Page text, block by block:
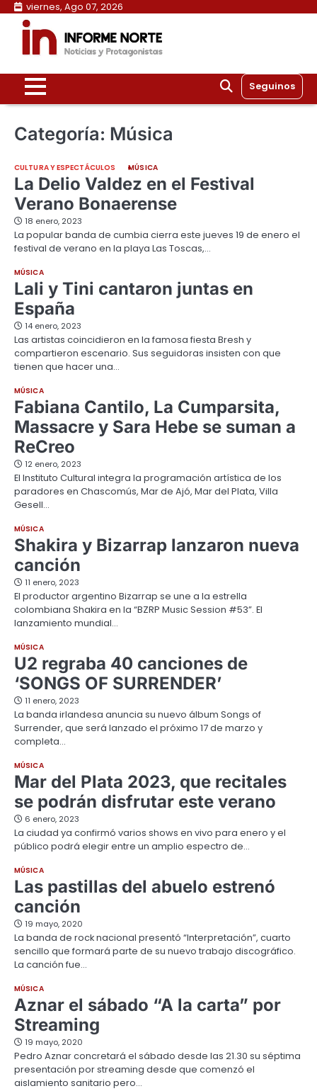
Skip
content
viernes, Ago 07, 2026
Seguinos
Categoría: Música
CULTURA Y ESPECTÁCULOS MÚSICA
La Delio Valdez en el Festival
Verano Bonaerense
18 enero, 2023
La popular banda de cumbia cierra este jueves 19 de enero el
festival de verano en la playa Las Toscas,…
MÚSICA
Lali y Tini cantaron juntas en
España
14 enero, 2023
Las artistas coincidieron en la famosa fiesta Bresh y
compartieron escenario. Sus seguidoras insisten con que
tienen que hacer una…
MÚSICA
Fabiana Cantilo, La Cumparsita,
Massacre y Sara Hebe se suman a
ReCreo
12 enero, 2023
El Instituto Cultural integra la programación artística de los
paradores en Chascomús, Mar de Ajó, Mar del Plata, Villa
Gesell…
MÚSICA
Shakira y Bizarrap lanzaron nueva
canción
11 enero, 2023
El productor argentino Bizarrap se une a la estrella
colombiana Shakira en la “BZRP Music Session #53”. El
lanzamiento mundial…
MÚSICA
U2 regraba 40 canciones de
‘SONGS OF SURRENDER’
11 enero, 2023
La banda irlandesa anuncia su nuevo álbum Songs of
Surrender, que será lanzado el próximo 17 de marzo y
completa…
MÚSICA
Mar del Plata 2023, que recitales
se podrán disfrutar este verano
6 enero, 2023
La ciudad ya confirmó varios shows en vivo para enero y el
público podrá elegir entre un amplio espectro de…
MÚSICA
Las pastillas del abuelo estrenó
canción
19 mayo, 2020
La banda de rock nacional presentó “Interpretación”, cuarto
sencillo que formará parte de su nuevo trabajo discográfico.
La canción fue…
MÚSICA
Aznar el sábado “A la carta” por
Streaming
19 mayo, 2020
Pedro Aznar concretará el sábado desde las 21.30 su séptima
presentación por streaming desde que comenzó el
aislamiento sanitario pero…